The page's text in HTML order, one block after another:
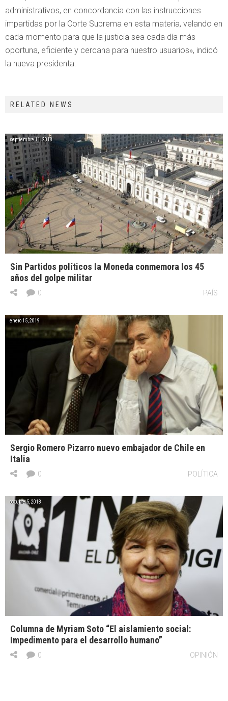
administrativos, en concordancia con las instrucciones
impartidas por la Corte Suprema en esta materia, velando en
cada momento para que la justicia sea cada día más
oportuna, eficiente y cercana para nuestro usuarios», indicó
la nueva presidenta.
RELATED NEWS
septiembre 11, 2018
Sin Partidos políticos la Moneda conmemora los 45
años del golpe militar
PAÍS
0
enero 15, 2019
Sergio Romero Pizarro nuevo embajador de Chile en
Italia
POLÍTICA
0
octubre 5, 2018
Columna de Myriam Soto “El aislamiento social:
Impedimento para el desarrollo humano”
OPINIÓN
0